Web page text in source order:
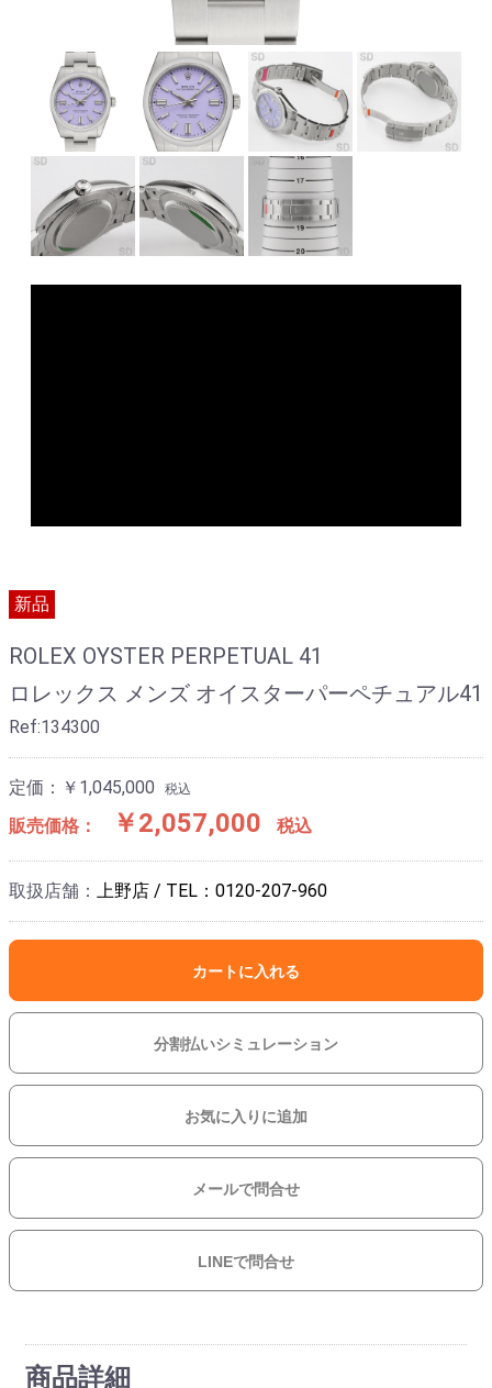
新品
ROLEX OYSTER PERPETUAL 41
ロレックス メンズ オイスターパーペチュアル41
Ref:134300
定価：￥1,045,000 税込
販売価格： ￥2,057,000 税込
取扱店舗： 上野店 / TEL：0120-207-960
カートに入れる
分割払いシミュレーション
お気に入りに追加
メールで問合せ
LINEで問合せ
商品詳細